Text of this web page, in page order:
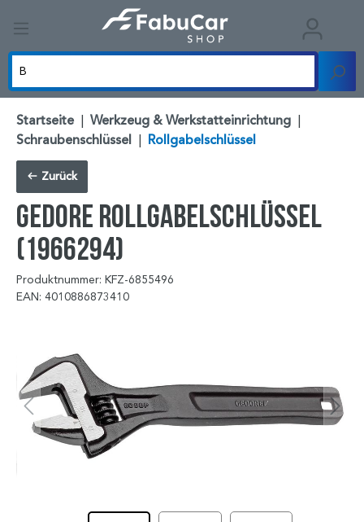
Startseite | Werkzeug & Werkstatteinrichtung |
Schraubenschlüssel | Rollgabelschlüssel
Zurück
GEDORE Rollgabelschlüssel
(1966294)
Produktnummer: KFZ-6855496
EAN: 4010886873410